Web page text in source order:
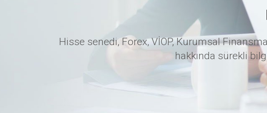
Hisse senedi, Forex, VİOP, Kurumsal
hakkında sürekli